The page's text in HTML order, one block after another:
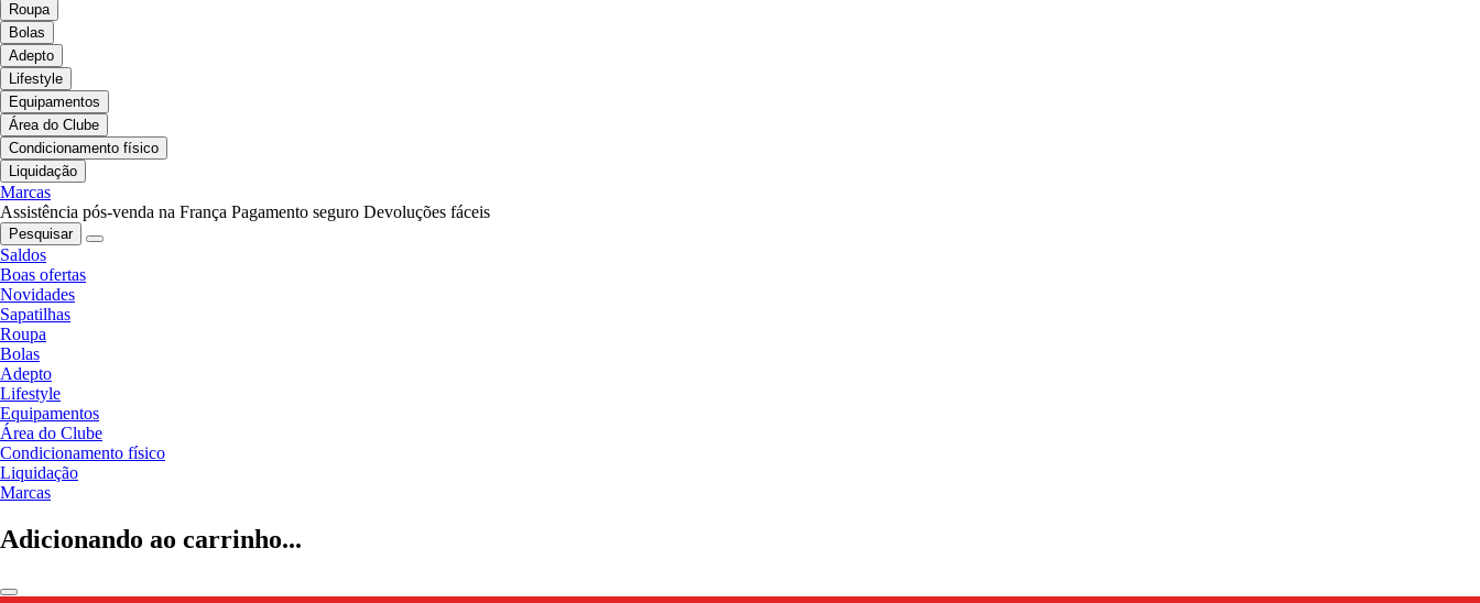
Roupa
Bolas
Adepto
Lifestyle
Equipamentos
Área do Clube
Condicionamento físico
Liquidação
Marcas
Assistência pós-venda na França Pagamento seguro Devoluções fáceis
Pesquisar
Saldos
Boas ofertas
Novidades
Sapatilhas
Roupa
Bolas
Adepto
Lifestyle
Equipamentos
Área do Clube
Condicionamento físico
Liquidação
Marcas
Adicionando ao carrinho...